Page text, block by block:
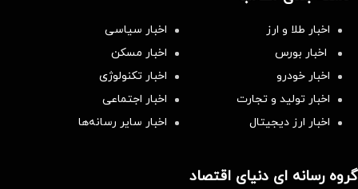
اخبار طلا و ارز
اخبار سیاسی
اخبار بورس
اخبار مسکن
اخبار خودرو
اخبار تکنولوژی
اخبار تولید و تجارت
اخبار اجتماعی
اخبار ارز دیجیتال
اخبار سایر رسانه‌‌ها
گروه رسانه ای دنیای اقتصاد